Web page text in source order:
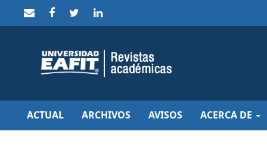
to
Main
Navigation
Content
Sidebar
ACTUAL ARCHIVOS AVISOS ACERCA DE